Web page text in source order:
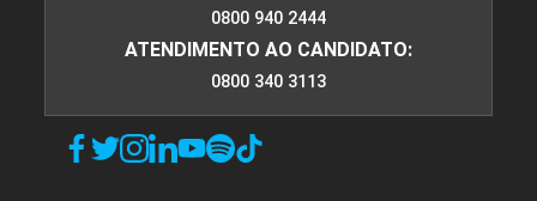
0800 940 2444
ATENDIMENTO AO CANDIDATO:
0800 340 3113